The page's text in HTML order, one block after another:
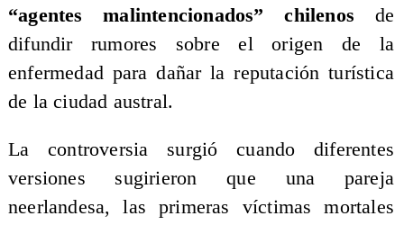
“agentes malintencionados” chilenos de
difundir rumores sobre el origen de la
enfermedad para dañar la reputación turística
de la ciudad austral.
La controversia surgió cuando diferentes
versiones sugirieron que una pareja
neerlandesa, las primeras víctimas mortales